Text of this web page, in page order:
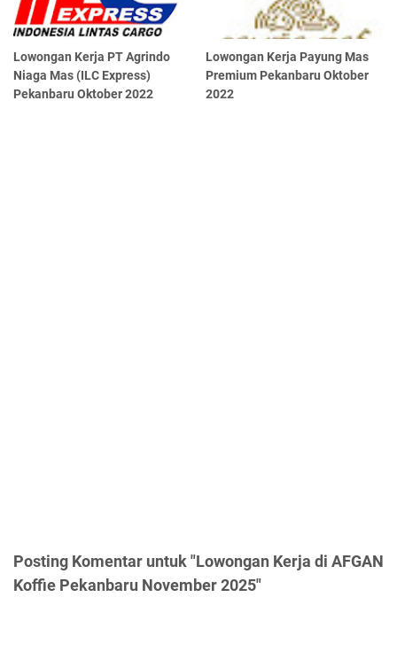
Lowongan Kerja PT Agrindo
Niaga Mas (ILC Express)
Pekanbaru Oktober 2022
Lowongan Kerja Payung Mas
Premium Pekanbaru Oktober
2022
Posting Komentar untuk "Lowongan Kerja di AFGAN
Koffie Pekanbaru November 2025"